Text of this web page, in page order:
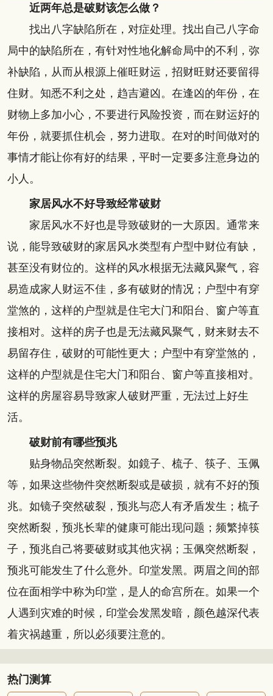
近两年总是破财该怎么做？
找出八字缺陷所在，对症处理。找出自己八字命
局中的缺陷所在，有针对性地化解命局中的不利，弥
补缺陷，从而从根源上催旺财运，招财旺财还要留得
住财。知悉不利之处，趋吉避凶。在逢凶的年份，在
财物上多加小心，不要进行风险投资，而在财运好的
年份，就要抓住机会，努力进取。在对的时间做对的
事情才能让你有好的结果，平时一定要多注意身边的
小人。
家居风水不好导致经常破财
家居风水不好也是导致破财的一大原因。通常来
说，能导致破财的家居风水类型有户型中财位有缺，
甚至没有财位的。这样的风水根据无法藏风聚气，容
易造成家人财运不佳，多有破财的情况；户型中有穿
堂煞的，这样的户型就是住宅大门和阳台、窗户等直
接相对。这样的房子也是无法藏风聚气，财来财去不
易留存住，破财的可能性更大；户型中有穿堂煞的，
这样的户型就是住宅大门和阳台、窗户等直接相对。
这样的房屋容易导致家人破财严重，无法过上好生
活。
破财前有哪些预兆
贴身物品突然断裂。如鏡子、梳子、筷子、玉佩
等，如果这些物件突然断裂或是破损，就有不好的预
兆。如镜子突然破裂，预兆与恋人有矛盾发生；梳子
突然断裂，预兆长辈的健康可能出现问题；频繁掉筷
子，预兆自己将要破财或其他灾祸；玉佩突然断裂，
预兆可能发生了什么意外。印堂发黑。两眉之间的部
位在面相学中称为印堂，是人的命宫所在。如果一个
人遇到灾难的时候，印堂会发黑发暗，颜色越深代表
着灾祸越重，所以必须要注意的。
热门测算